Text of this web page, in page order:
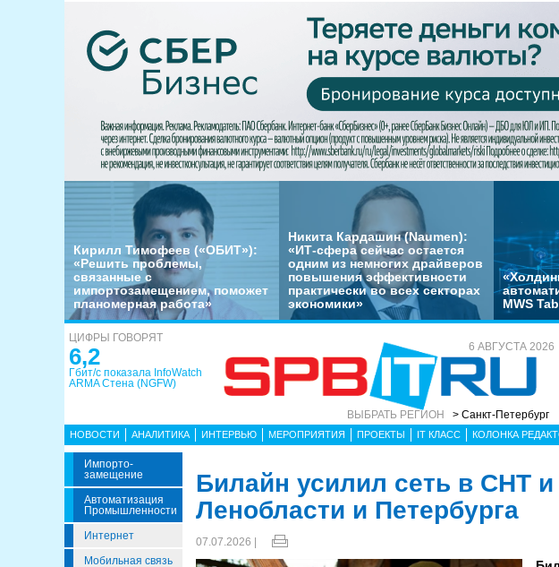
Кирилл Тимофеев («ОБИТ»):
«Решить проблемы,
связанные с
импортозамещением, поможет
планомерная работа»
Никита Кардашин (Naumen):
«ИТ-сфера сейчас остается
одним из немногих драйверов
повышения эффективности
практически во всех секторах
экономики»
MWS
ЦИФРЫ ГОВОРЯТ
6,2
Гбит/с показала InfoWatch
ARMA Стена (NGFW)
6 АВГУСТА 2026
ВЫБРАТЬ РЕГИОН > Санкт-Петербург
НОВОСТИ АНАЛИТИКА ИНТЕРВЬЮ МЕРОПРИЯТИЯ ПРОЕКТЫ IT КЛАСС КОЛОНКА
Импорто­
Замещение
Автоматизация
Промышленности
Интернет
Мобильная связь
Билайн усилил сеть в СНТ
Ленобласти и Петербурга
07.07.2026 |